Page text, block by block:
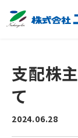
支配株
て
2024.06.28